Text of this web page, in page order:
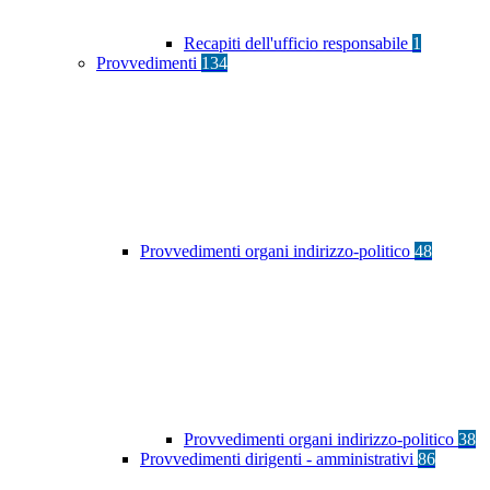
Recapiti dell'ufficio responsabile 1
Provvedimenti 134
Provvedimenti organi indirizzo-politico 48
Provvedimenti organi indirizzo-politico 38
Provvedimenti dirigenti - amministrativi 86